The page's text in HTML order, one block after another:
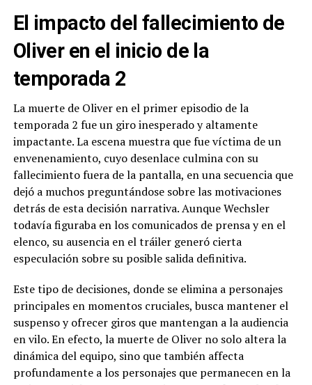
El impacto del fallecimiento de
Oliver en el inicio de la
temporada 2
La muerte de Oliver en el primer episodio de la
temporada 2 fue un giro inesperado y altamente
impactante. La escena muestra que fue víctima de un
envenenamiento, cuyo desenlace culmina con su
fallecimiento fuera de la pantalla, en una secuencia que
dejó a muchos preguntándose sobre las motivaciones
detrás de esta decisión narrativa. Aunque Wechsler
todavía figuraba en los comunicados de prensa y en el
elenco, su ausencia en el tráiler generó cierta
especulación sobre su posible salida definitiva.
Este tipo de decisiones, donde se elimina a personajes
principales en momentos cruciales, busca mantener el
suspenso y ofrecer giros que mantengan a la audiencia
en vilo. En efecto, la muerte de Oliver no solo altera la
dinámica del equipo, sino que también affecta
profundamente a los personajes que permanecen en la